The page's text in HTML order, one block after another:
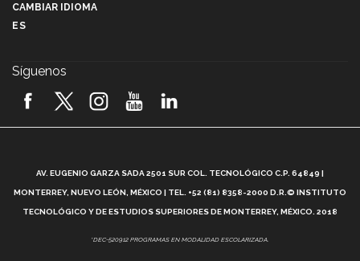
2026! (video)
¿Cómo es el Modelo Educativo Tec? (video)
Vida Tec: Feminismo e Inteligencia Artificial, Paola
CAMBIAR IDIOMA
ES
Síguenos
AV. EUGENIO GARZA SADA 2501 SUR COL. TECNOLÓGICO C.P. 64849 |
MONTERREY, NUEVO LEÓN, MÉXICO | TEL. +52 (81) 8358-2000 D.R.© INSTITUTO
TECNOLÓGICO Y DE ESTUDIOS SUPERIORES DE MONTERREY, MÉXICO. 2018
*DEC-520912 PROGRAMAS EN MODALIDAD ESCOLARIZADA.